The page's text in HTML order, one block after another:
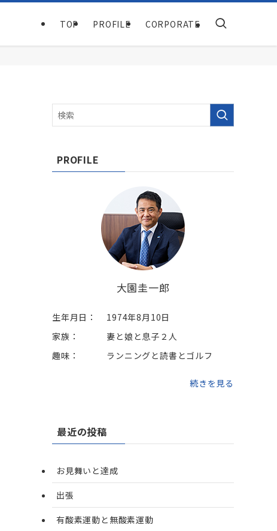
TOP PROFILE CORPORATE
PROFILE
大園圭一郎
生年月日：
1974年8月10日
家族：
妻と娘と息子２人
趣味：
ランニングと読書とゴルフ
続きを見る
最近の投稿
お見舞いと達成
出張
有酸素運動と無酸素運動